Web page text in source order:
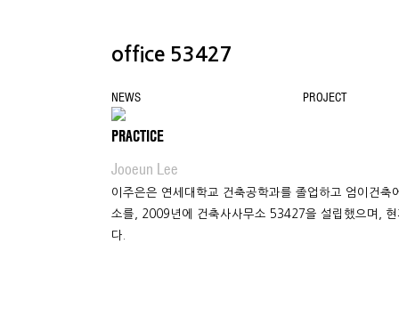
office 53427
NEWS
PROJECT
PRACTICE
Jooeun Lee
이주은은 연세대학교 건축공학과를 졸업하고 엄이건
소를, 2009년에 건축사사무소 53427을 설립했으며,
다.